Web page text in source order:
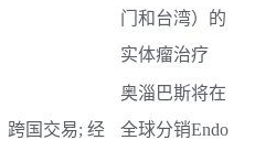
门和台湾）的
实体瘤治疗
跨国交易; 经
奥淄巴斯将在
全球分销Endo